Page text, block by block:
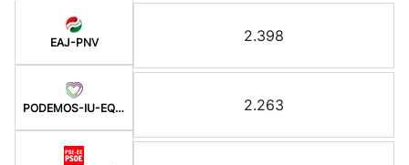
EAJ-PNV
PODEMOS-IU-EQUO BERD
2.398
2.263